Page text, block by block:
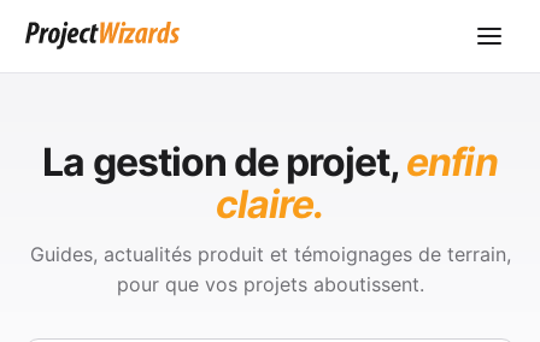
La gestion de projet,enfin
claire.
Guides, actualités produit et témoignages de terrain,
pour que vos projets aboutissent.